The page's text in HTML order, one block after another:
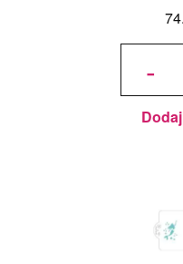
-
ilość
do
dekoracji
29,6x19,7
cm -
PALMS -
Bufet